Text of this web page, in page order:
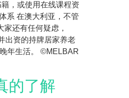
，或使用在线课程资
系 在澳大利亚，不管
还有任何疑虑，
出资的持牌居家养老
年生活。 ©MELBAR
的了解